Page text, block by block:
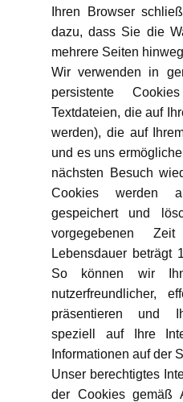
Ihren Browser
dazu, dass Sie die
mehrere Seiten
Wir verwenden in
persistente
Textdateien, die auf
werden), die auf
und es uns
nächsten Besuch
Cookies werden
gespeichert und
vorgegebenen
Lebensdauer beträgt
So können wir
nutzerfreundlicher,
präsentieren und
speziell auf Ihre
Informationen auf der
Unser berechtigtes
der Cookies